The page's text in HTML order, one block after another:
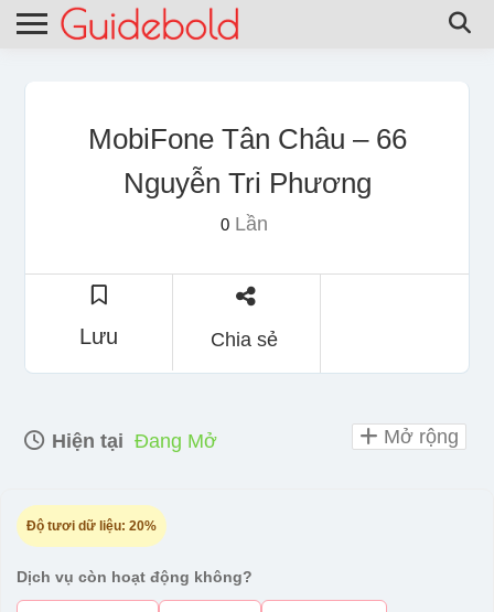
MobiFone Tân Châu – 66
Nguyễn Tri Phương
0Lần
Lưu Chia sẻ
Hiện tại Đang Mở
Độ tươi dữ liệu: 20%
Dịch vụ còn hoạt động không?
Mở rộng